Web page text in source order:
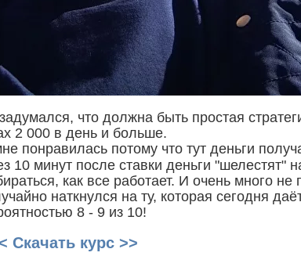
что должна быть простая
2 000 в день и больше.
понравилась потому что тут деньги
10 минут после ставки деньги "шелестят"
как все работает. И очень много не
наткнулся на ту, которая сегодня
8 - 9 из 10!
Скачать курс >>